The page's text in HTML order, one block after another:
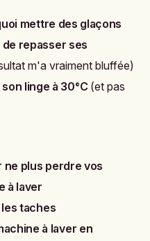
mettre des glaçons
repasser ses
m'a vraiment bluffée)
linge à 30°C(et pas
plus perdre vos
à laver
taches
à laver en